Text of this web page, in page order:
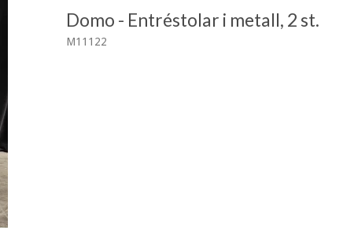
Domo - Entréstolar i metall, 2 st.
M11122